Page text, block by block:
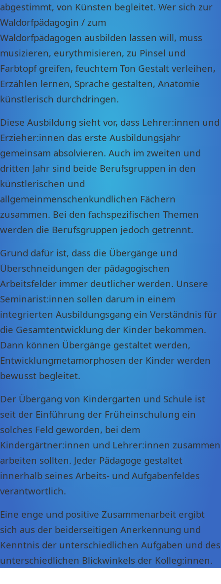
abgestimmt, von Künsten begleitet. Wer sich zur
Waldorfpädagogin / zum
Waldorfpädagogen ausbilden lassen will, muss
musizieren, eurythmisieren, zu Pinsel und
Farbtopf greifen, feuchtem Ton Gestalt verleihen,
Erzählen lernen, Sprache gestalten, Anatomie
künstlerisch durchdringen.
Diese Ausbildung sieht vor, dass Lehrer:innen und
Erzieher:innen das erste Ausbildungsjahr
gemeinsam absolvieren. Auch im zweiten und
dritten Jahr sind beide Berufsgruppen in den
künstlerischen und
allgemeinmenschenkundlichen Fächern
zusammen. Bei den fachspezifischen Themen
werden die Berufsgruppen jedoch getrennt.
Grund dafür ist, dass die Übergänge und
Überschneidungen der pädagogischen
Arbeitsfelder immer deutlicher werden. Unsere
Seminarist:innen sollen darum in einem
integrierten Ausbildungsgang ein Verständnis für
die Gesamtentwicklung der Kinder bekommen.
Dann können Übergänge gestaltet werden,
Entwicklungmetamorphosen der Kinder werden
bewusst begleitet.
Der Übergang von Kindergarten und Schule ist
seit der Einführung der Früheinschulung ein
solches Feld geworden, bei dem
Kindergärtner:innen und Lehrer:innen zusammen
arbeiten sollten. Jeder Pädagoge gestaltet
innerhalb seines Arbeits- und Aufgabenfeldes
verantwortlich.
Eine enge und positive Zusammenarbeit ergibt
sich aus der beiderseitigen Anerkennung und
Kenntnis der unterschiedlichen Aufgaben und des
unterschiedlichen Blickwinkels der Kolleg:innen.